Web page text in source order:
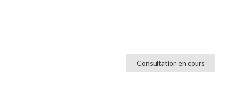
Consultation en cours